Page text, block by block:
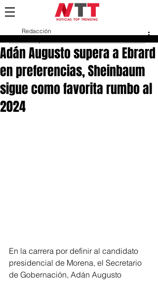
Adán Augusto supera a Ebrard
en preferencias, Sheinbaum
sigue como favorita rumbo al
2024
Redacción
En la carrera por definir al candidato
presidencial de Morena, el Secretario
de Gobernación, Adán Augusto